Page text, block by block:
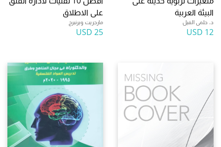
البيئة العربية
د. حلمى الفيل
12 USD
على الاطلاق
مارجريت ويرنبرج
25 USD